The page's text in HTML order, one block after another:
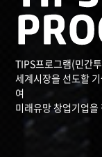
TIPS프로그램(민간
세계시장을 선도할
여
미래유망 창업기업